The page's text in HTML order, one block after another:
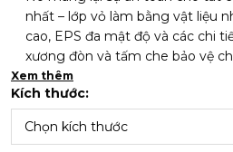
nhất – lớp vỏ làm bằng vật liệu
cao, EPS đa mật độ và các chi
xương đòn và tấm che bảo vệ
tương đồng nghiêm ngặt của
Do quy trình xây dựng AGV
các yêu cầu của các tiêu chuẩn
thế nữa.
Xem thêm
Kích thước:
Chọn kích thước